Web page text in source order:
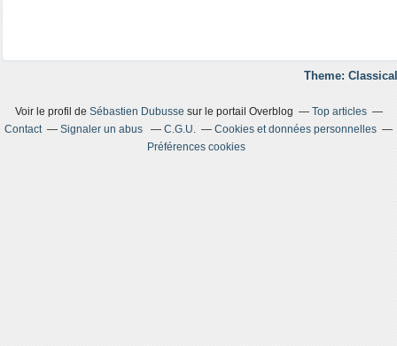
Theme:
Voir le profil de Sébastien Dubusse sur le portail Overblog
Top articles
Contact
Signaler un abus C.G.U.
Cookies et données personnelles
Préférences cookies